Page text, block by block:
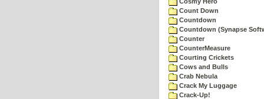
Count Down
Countdown
Countdown (Synapse
Counter
CounterMeasure
Courting Crickets
Cows and Bulls
Crab Nebula
Crack My Luggage
Crack-Up!